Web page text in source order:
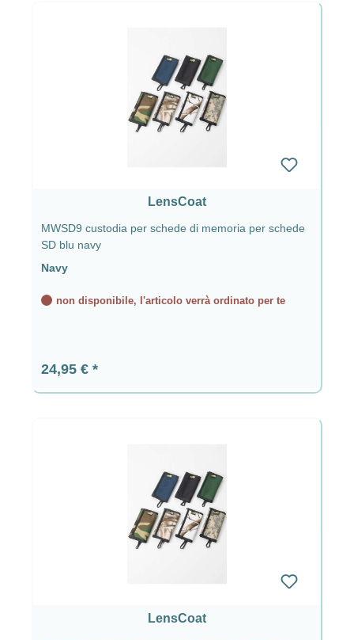
LensCoat
MWSD9 custodia per schede di memoria per schede
SD blu navy
Navy
non disponibile, l'articolo verrà ordinato per te
Prezzo normale:
24,95 €
LensCoat